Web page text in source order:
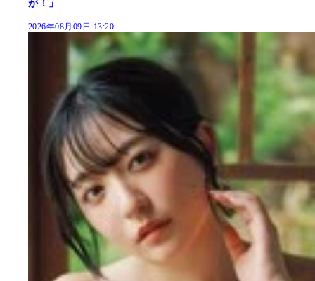
が！」
2026年08月09日 13:20